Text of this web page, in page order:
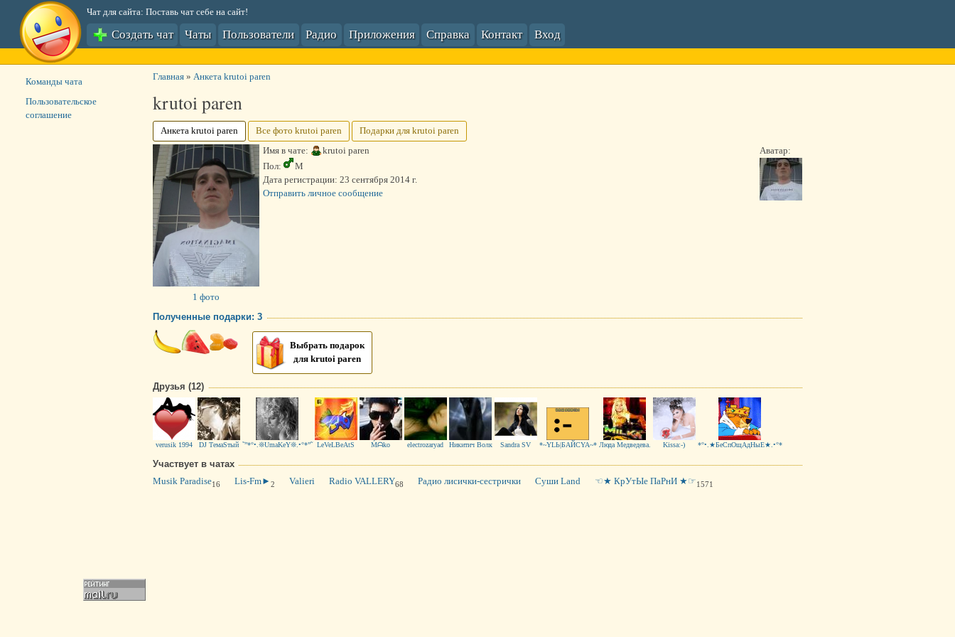
Чат для сайта: Поставь чат себе на сайт!
Создать чат Чаты Пользователи Радио Приложения Справка Контакт Вход
Главная» Анкета krutoi paren
krutoi paren
Анкета krutoi paren Все фото krutoi paren
Подарки для krutoi paren
Аватар:
1 фото
Имя в чате:
krutoi paren
Пол:
М
Дата регистрации: 23 сентября 2014 г.
Отправить личное сообщение
Полученные подарки: 3
Выбрать подарок
для krutoi paren
Друзья (12)
verusik 1994 DJ ТемаSтый ˜”*°•.❊UmaKeY❊.•°*”˜ LeVeLBeAtS Ḿᗩko electrozaryad Никитич Волк Sandra SV *~YLЬ|БAЙСYA~* Люда Медведева. Kissa:-) *°•.★БеСпОщАдНыЕ★.•°*
Участвует в чатах
Musik Paradise16 Lis-Fm► 2 Valieri Radio VALLERY68 Радио лисички-сестрички Суши Land ☜★ КрУтЫе ПаРнИ ★☞1571
Команды чата
Пользовательское
соглашение